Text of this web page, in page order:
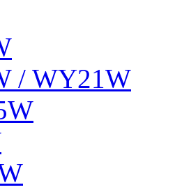
/ WY21W